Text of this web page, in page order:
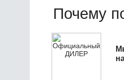
Почему